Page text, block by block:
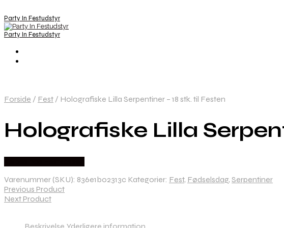
Party In Festudstyr
Party In Festudstyr
Forside / Fest / Holografiske Lilla Serpentiner – 18 stk. til Festen
Holografiske Lilla
Varenummer (SKU): 836e1b02313c Kategorier: Fest, Fødselsdag, Serpentiner
Previous Product
Next Product